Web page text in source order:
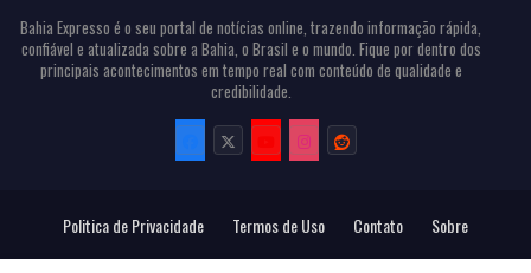
Bahia Expresso é o seu portal de notícias online, trazendo informação rápida,
confiável e atualizada sobre a Bahia, o Brasil e o mundo. Fique por dentro dos
principais acontecimentos em tempo real com conteúdo de qualidade e
credibilidade.
Politica de Privacidade Termos de Uso Contato Sobre